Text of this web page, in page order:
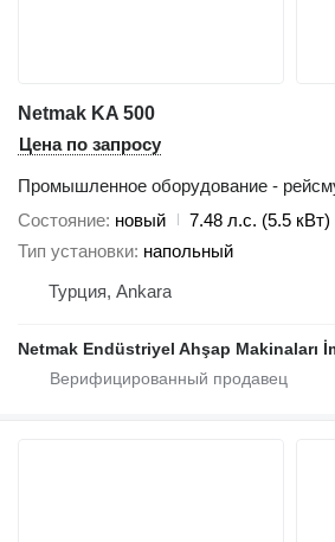
Netmak KA 500
Цена по запросу
Промышленное оборудование -
Состояние новый
7.48 л.с. (5.5 кВт)
Тип установки напольный
Турция, Ankara